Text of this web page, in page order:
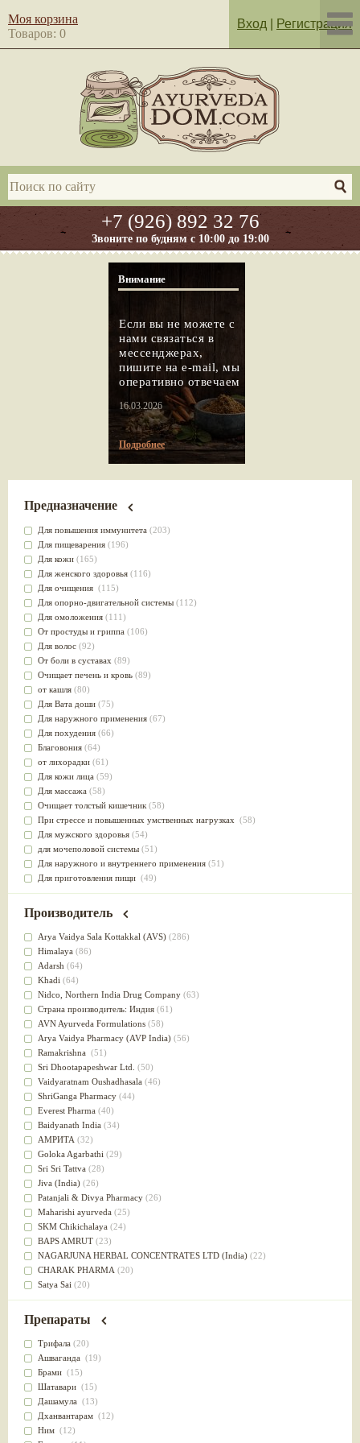
+7 (926) 892 32 76
Звоните по будням с 10:00 до 19:00
Моя корзина
Товаров: 0
Вход Регистрация
Внимание
Если вы не можете с
нами связаться в
мессенджерах,
пишите на e-mail, мы
оперативно отвечаем
16.03.2026
Подробнее
Предназначение
Для повышения иммунитета (203)
Для пищеварения (196)
Для кожи (165)
Для женского здоровья (116)
Для очищения (115)
Для опорно-двигательной системы (112)
Для омоложения (111)
От простуды и гриппа (106)
Для волос (92)
От боли в суставах (89)
Очищает печень и кровь (89)
от кашля (80)
Для Вата доши (75)
Для наружного применения (67)
Для похудения (66)
Благовония (64)
от лихорадки (61)
Для кожи лица (59)
Для массажа (58)
Очищает толстый кишечник (58)
При стрессе и повышенных умственных нагрузках (58)
Для мужского здоровья (54)
для мочеполовой системы (51)
Для наружного и внутреннего применения (51)
Для приготовления пищи (49)
от инфекций мочеполовой системы(49)
для суставов
Лечит опухоли и отеки(46)
Для медитации
выводит токсины
Для здоровья печени
Для тела(39)
для очищения крови(38)
При диабете(38)
Антиоксидант(37)
Для Капха(Кафа) доши
От паразитов(37)
При расстройстве желудка (36)
Успокоительное(36)
Для глаз(34)
от геморроя(34)
Противовоспалительное
Для Питта доши(32)
Для сердца(32)
Для сосудов головного мозга
Для полости рта(32)
Дефицит железа(31)
Для лица(31)
Употребление в пищу
Ароматерапия(29)
Жаропонижающее(29)
для памяти(28)
для почек(28)
Слабительное (28)
Афродизиак(27)
Напитки(27)
Для йоги (27)
Для потенции(26)
Для душа(25)
для концентрации внимания
при нарушении эрекции
Производитель
Arya Vaidya Sala Kottakkal (AVS) (286)
Himalaya (86)
Adarsh (64)
Khadi (64)
Nidсo, Northern India Drug Company (63)
Страна производитель: Индия (61)
AVN Ayurveda Formulations (58)
Arya Vaidya Pharmacy (AVP India) (56)
Ramakrishna (51)
Sri Dhootapapeshwar Ltd. (50)
Vaidyaratnam Oushadhasala (46)
ShriGanga Pharmacy (44)
Everest Pharma (40)
Baidyanath India (34)
АМРИТА (32)
Goloka Agarbathi (29)
Sri Sri Tattva (28)
Jiva (India) (26)
Patanjali & Divya Pharmacy (26)
Maharishi ayurveda (25)
SKM Chikichalaya (24)
BAPS AMRUT (23)
NAGARJUNA HERBAL CONCENTRATES LTD (India) (22)
CHARAK PHARMA (20)
Satya Sai (20)
Vyas(20)
Kerala Ayurveda
(19)
Organic India pvt ltd
Lalita(16)
Ashtang Herbals
Alarsin(14)
Vasu Health care
Baraka(13)
Dabur India Ltd
Препараты
Трифала (20)
Ашваганда (19)
Брами (15)
Шатавари (15)
Дашамула (13)
Дханвантарам (12)
Ним (12)